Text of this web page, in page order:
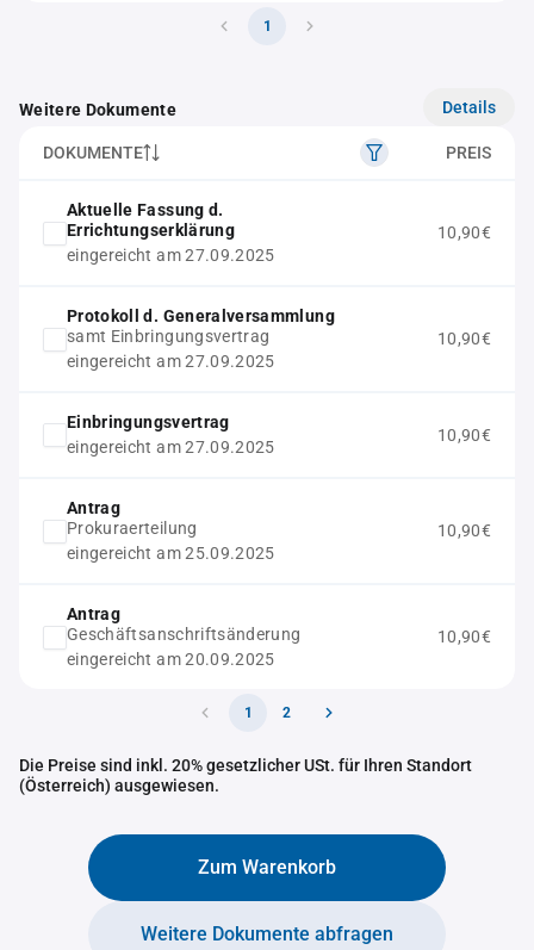
1
Weitere Dokumente Details
DOKUMENTE PREIS
Aktuelle Fassung d.
Errichtungserklärung
eingereicht am 27.09.2025
10,90€
Protokoll d. Generalversammlung
samt Einbringungsvertrag
eingereicht am 27.09.2025
10,90€
Einbringungsvertrag
eingereicht am 27.09.2025
10,90€
Antrag
Prokuraerteilung
eingereicht am 25.09.2025
10,90€
Antrag
Geschäftsanschriftsänderung
eingereicht am 20.09.2025
10,90€
1 2
Die Preise sind inkl. 20% gesetzlicher USt. für Ihren Standort
(Österreich) ausgewiesen.
Zum Warenkorb
Weitere Dokumente abfragen